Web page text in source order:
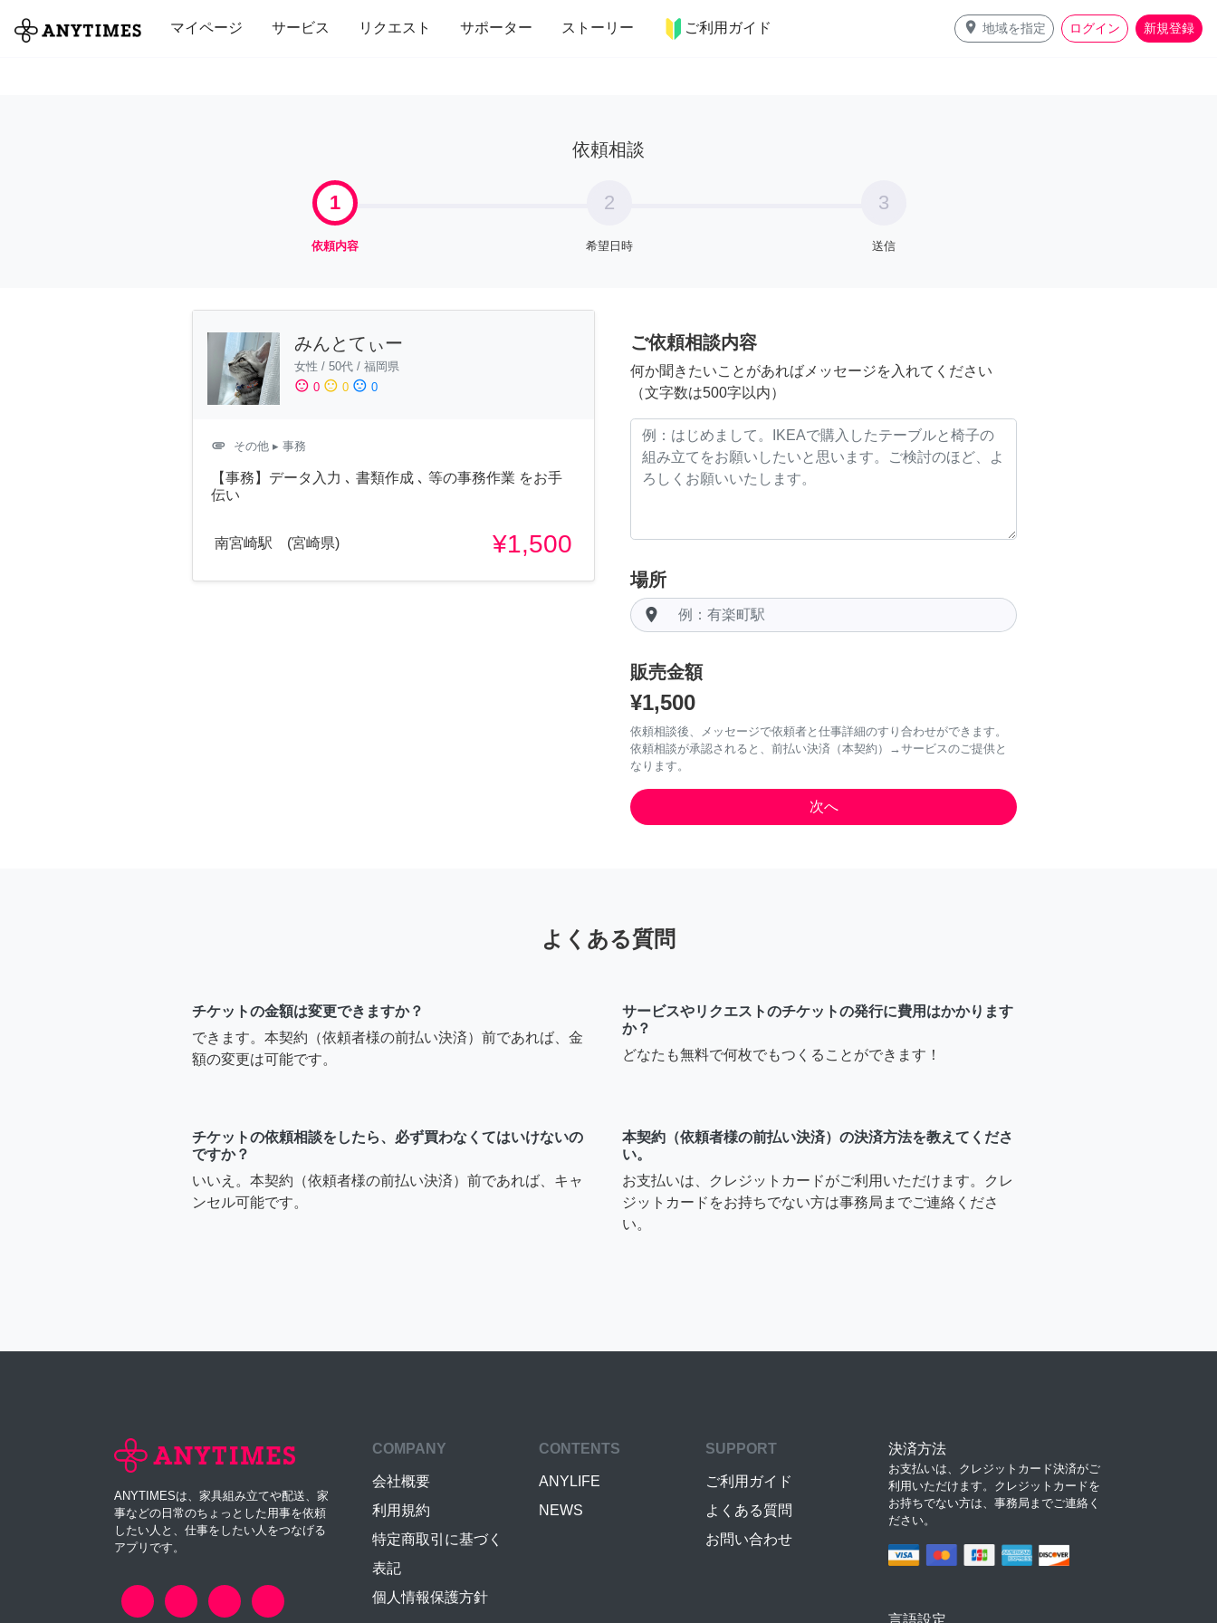
マイページ サービス リクエスト サポーター ストーリー ご利用ガイド place 地域を指定 ログイン 新規登録
全て 修理・組立 家事 引っ越し インテリア 趣味・習い事 ペット 料理
依頼相談
1
依頼内容
2
希望日時
3
送信
みんとてぃー
女性 / 50代 / 福岡県
sentiment_satisfied 0 sentiment_neutral 0 sentiment_dissatisfied 0
attachment その他 ▸ 事務
【事務】データ入力 ､ 書類作成 ､ 等の事務作業 をお手
伝い
南宮崎駅 (宮崎県) ¥1,500
ご依頼相談内容
何か聞きたいことがあればメッセージを入れてください
（文字数は500字以内）
場所
room
販売金額
¥1,500
依頼相談後、メッセージで依頼者と仕事詳細のすり合わせができます。
依頼相談が承認されると、前払い決済（本契約）→サービスのご提供と
なります。
よくある質問
チケットの金額は変更できますか？
できます。本契約（依頼者様の前払い決済）前であれば、金
額の変更は可能です。
サービスやリクエストのチケットの発行に費用はかかります
か？
どなたも無料で何枚でもつくることができます！
チケットの依頼相談をしたら、必ず買わなくてはいけないの
ですか？
いいえ。本契約（依頼者様の前払い決済）前であれば、キャ
ンセル可能です。
本契約（依頼者様の前払い決済）の決済方法を教えてくださ
い。
お支払いは、クレジットカードがご利用いただけます。クレ
ジットカードをお持ちでない方は事務局までご連絡くださ
い。
ANYTIMESは、家具組み立てや配送、家
事などの日常のちょっとした用事を依頼
したい人と、仕事をしたい人をつなげる
アプリです。
COMPANY
会社概要
利用規約
特定商取引に基づく
表記
個人情報保護方針
CONTENTS
ANYLIFE
NEWS
SUPPORT
ご利用ガイド
よくある質問
お問い合わせ
決済方法
お支払いは、クレジットカード決済がご
利用いただけます。クレジットカードを
お持ちでない方は、事務局までご連絡く
ださい。
言語設定